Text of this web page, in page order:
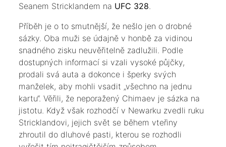
Seanem Stricklandem na UFC 328.
​Příběh je o to smutnější, že nešlo jen o drobné
sázky. Oba muži se údajně v honbě za vidinou
snadného zisku neuvěřitelně zadlužili. Podle
dostupných informací si vzali vysoké půjčky,
prodali svá auta a dokonce i šperky svých
manželek, aby mohli vsadit „všechno na jednu
kartu“. Věřili, že neporažený Chimaev je sázka na
jistotu. Když však rozhodčí v Newarku zvedli ruku
Stricklandovi, jejich svět se během vteřiny
zhroutil do dluhové pasti, kterou se rozhodli